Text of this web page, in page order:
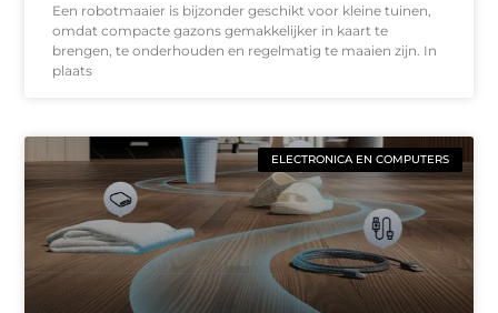
Een robotmaaier is bijzonder geschikt voor kleine tuinen,
omdat compacte gazons gemakkelijker in kaart te
brengen, te onderhouden en regelmatig te maaien zijn. In
plaats
ELECTRONICA EN COMPUTERS